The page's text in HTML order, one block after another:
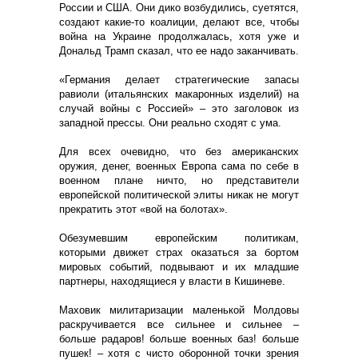
России и США. Они дико возбудились, суетятся,
создают какие-то коалиции, делают все, чтобы
война на Украине продолжалась, хотя уже и
Дональд Трамп сказал, что ее надо заканчивать.
«Германия делает стратегические запасы
равиоли (итальянских макаронных изделий) на
случай войны с Россией» – это заголовок из
западной прессы. Они реально сходят с ума.
Для всех очевидно, что без американских
оружия, денег, военных Европа сама по себе в
военном плане ничто, но представители
европейской политической элиты никак не могут
прекратить этот «вой на болотах».
Обезумевшим европейским политикам,
которыми движет страх оказаться за бортом
мировых событий, подвывают и их младшие
партнеры, находящиеся у власти в Кишиневе.
Маховик милитаризации маленькой Молдовы
раскручивается все сильнее и сильнее –
больше радаров! больше военных баз! больше
пушек! – хотя с чисто оборонной точки зрения